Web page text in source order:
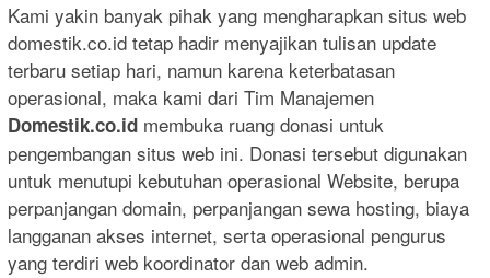
Kami yakin banyak pihak yang mengharapkan situs web
domestik.co.id tetap hadir menyajikan tulisan update
terbaru setiap hari, namun karena keterbatasan
operasional, maka kami dari Tim Manajemen
Domestik.co.id membuka ruang donasi untuk
pengembangan situs web ini. Donasi tersebut digunakan
untuk menutupi kebutuhan operasional Website, berupa
perpanjangan domain, perpanjangan sewa hosting, biaya
langganan akses internet, serta operasional pengurus
yang terdiri web koordinator dan web admin.